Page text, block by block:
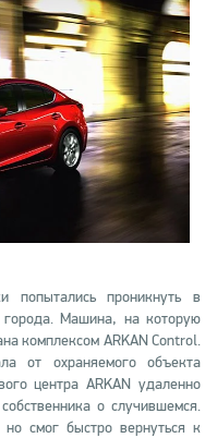
попытались проникнуть в
города. Машина, на которую
комплексом ARKAN Control.
от охраняемого объекта
центра ARKAN удаленно
о случившемся.
смог быстро вернуться к